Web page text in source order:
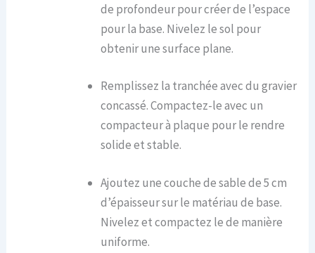
de profondeur pour créer de l’espace
pour la base. Nivelez le sol pour
obtenir une surface plane.
Remplissez la tranchée avec du gravier
concassé. Compactez-le avec un
compacteur à plaque pour le rendre
solide et stable.
Ajoutez une couche de sable de 5 cm
d’épaisseur sur le matériau de base.
Nivelez et compactez le de manière
uniforme.